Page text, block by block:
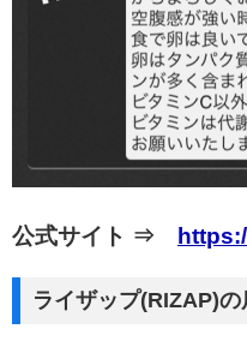
公式サイト ⇒
ライザップ(RIZAP)